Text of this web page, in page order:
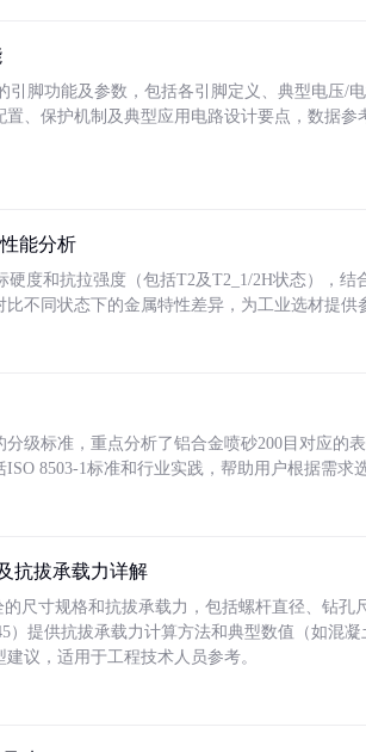
引脚功能及参数，包括各引脚定义、典型电压/
、保护机制及典型应用电路设计要点，数据
能分析
度和抗拉强度（包括T2及T2_1/2H状态），结
不同状态下的金属特性差异，为工业选材提供
级标准，重点分析了铝合金喷砂200目对应的
8503-1标准和行业实践，帮助用户根据需求
抗拔承载力详解
尺寸规格和抗拔承载力，包括螺杆直径、钻
）提供抗拔承载力计算方法和典型数值（如混
议，适用于工程技术人员参考。